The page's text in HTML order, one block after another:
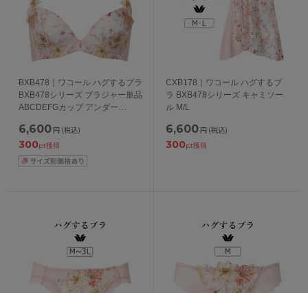
BXB478｜ワコール ハグするブラ
BXB478シリーズ ブラジャー単品
ABCDEFGカップ アンダー
6,600 円 (税込)
300pt獲得
CXB178｜ワコール ハグするブ
ラ BXB478シリーズ キャミソー
ル M/L
6,600 円 (税込)
300pt獲得